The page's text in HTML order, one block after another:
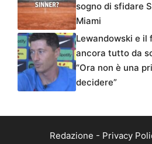
sogno di sfidare
Miami
Lewandowski e il
ancora tutto da
“Ora non è una
decidere”
Redazione - Privacy